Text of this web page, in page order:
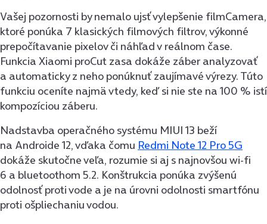
Vašej pozornosti by nemalo ujsť vylepšenie filmCamera,
ktoré ponúka 7 klasických filmových filtrov, výkonné
prepočítavanie pixelov či náhľad v reálnom čase.
Funkcia Xiaomi proCut zasa dokáže záber analyzovať
a automaticky z neho ponúknuť zaujímavé výrezy. Túto
funkciu oceníte najmä vtedy, keď si nie ste na 100 % istí
kompozíciou záberu.
Nadstavba operačného systému MIUI 13 beží
na Androide 12, vďaka čomu Redmi Note 12 Pro 5G
dokáže skutočne veľa, rozumie si aj s najnovšou wi-fi
6 a bluetoothom 5.2. Konštrukcia ponúka zvýšenú
odolnosť proti vode a je na úrovni odolnosti smartfónu
proti ošpliechaniu vodou.